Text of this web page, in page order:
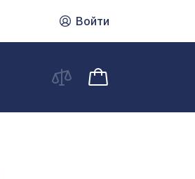
Войти